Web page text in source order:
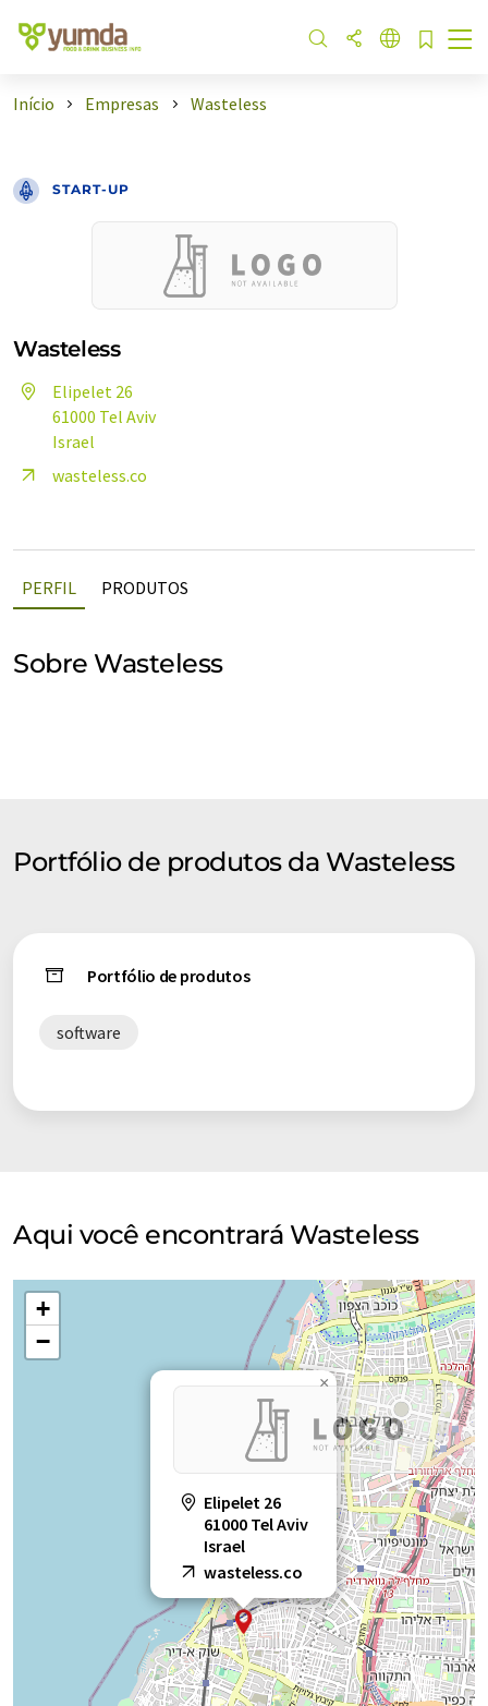
Início Empresas Wasteless
START-UP
Wasteless
Elipelet 26
61000 Tel Aviv
Israel
wasteless.co
PERFIL PRODUTOS
Sobre Wasteless
Portfólio de produtos da Wasteless
Portfólio de produtos
software
Aqui você encontrará Wasteless
Elipelet 26
61000 Tel Aviv
Israel
wasteless.co
×
+
−